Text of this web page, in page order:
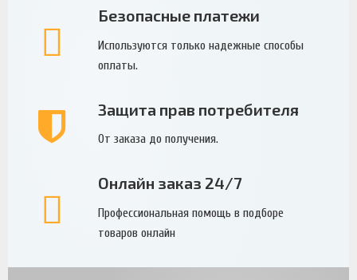
Безопасные платежи
Используются только надежные способы
оплаты.
Защита прав потребителя
От заказа до получения.
Онлайн заказ 24/7
Профессиональная помощь в подборе
товаров онлайн